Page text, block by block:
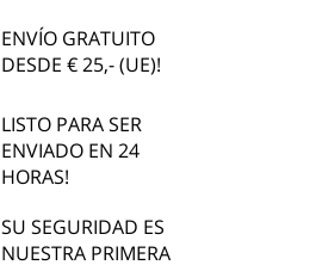
ENVÍO GRATUITO
DESDE € 25,- (UE)!
LISTO PARA SER
ENVIADO EN 24
HORAS!
SU SEGURIDAD ES
NUESTRA PRIMERA